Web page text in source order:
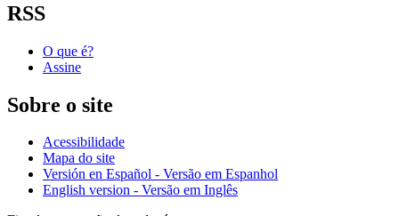
RSS
O que é?
Assine
Sobre o site
Acessibilidade
Mapa do site
Versión en Español - Versão em Espanhol
English version - Versão em Inglês